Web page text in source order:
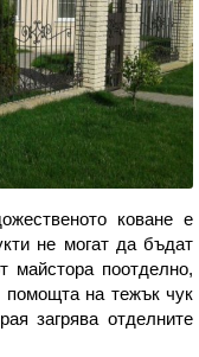
коване е
не могат да бъдат
майстора поотделно,
помощта на тежък чук
загрява отделните